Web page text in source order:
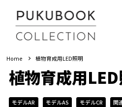
Home 植物育成用LED照明
植物育成用
モデルAR モデルAS モデルCR 関